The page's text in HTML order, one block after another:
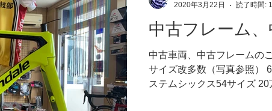
中古フレーム
中古車両、中古フレームの
サイズ改多数（写真参照）
ステムシックス54サイズ
2020年3月22日
読了時間: